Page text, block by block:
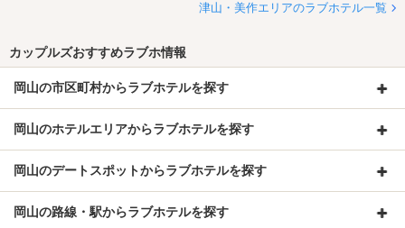
津山・美作エリアのラブホテル一覧
カップルズおすすめラブホ情報
岡山の市区町村からラブホテルを探す
岡山のホテルエリアからラブホテルを探す
岡山のデートスポットからラブホテルを探す
岡山の路線・駅からラブホテルを探す